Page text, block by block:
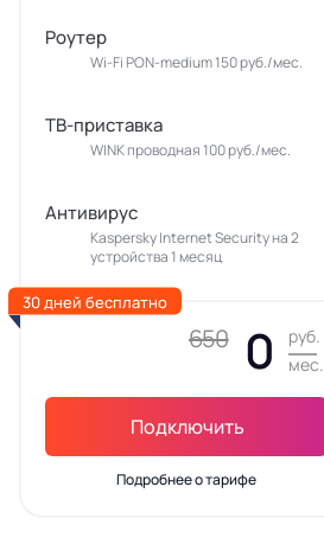
Роутер
Wi-Fi PON-medium 150 руб./мес.
ТВ-приставка
WINK проводная 100 руб./мес.
Антивирус
Kaspersky Internet Security на 2
устройства 1 месяц
650 0
руб.
мес.
Подключить
Подробнее о тарифе
30 дней бесплатно